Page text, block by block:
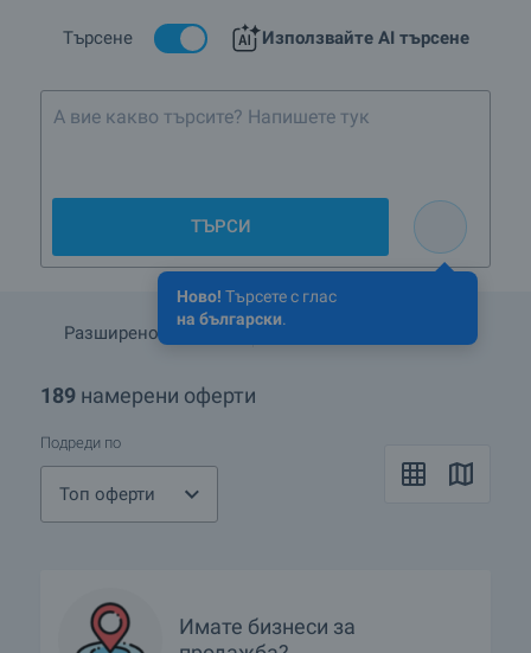
Търсене Използвайте AI търсене
Ново! Търсете с глас
на български.
А вие какво търсите? Напи
ТЪРСИ
Разширено търсене
189 намерени оферти
Подреди по
Топ оферти
Имате бизнеси за